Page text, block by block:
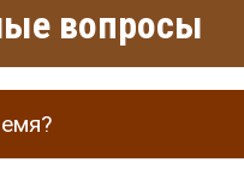
вопросы